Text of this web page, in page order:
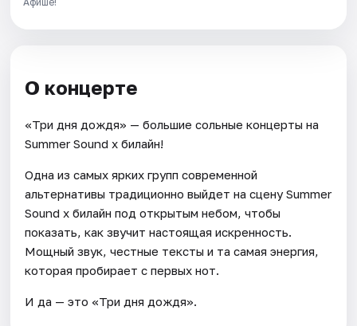
О концерте
«Три дня дождя» — большие сольные концерты на
Summer Sound x билайн!
Одна из самых ярких групп современной
альтернативы традиционно выйдет на сцену Summer
Sound x билайн под открытым небом, чтобы
показать, как звучит настоящая искренность.
Мощный звук, честные тексты и та самая энергия,
которая пробирает с первых нот.
И да — это «Три дня дождя».